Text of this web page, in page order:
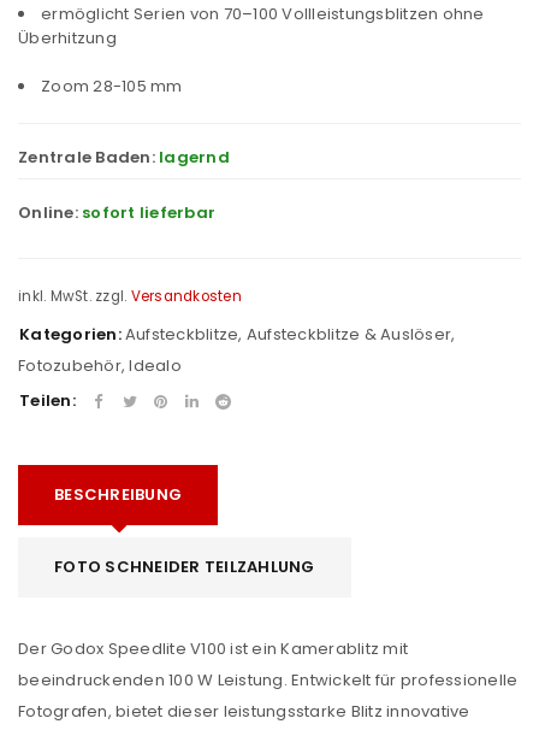
ermöglicht Serien von 70–100 Vollleistungsblitzen ohne
Überhitzung
Zoom 28-105 mm
Zentrale Baden: lagernd
Online: sofort lieferbar
inkl. MwSt. zzgl. Versandkosten
Kategorien:Aufsteckblitze, Aufsteckblitze & Auslöser,
Fotozubehör,Idealo
Teilen:
BESCHREIBUNG
FOTO SCHNEIDER TEILZAHLUNG
Der Godox Speedlite V100 ist ein Kamerablitz mit
beeindruckenden 100 W Leistung. Entwickelt für professionelle
Fotografen, bietet dieser leistungsstarke Blitz innovative